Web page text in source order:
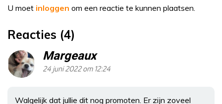
U moet inloggen om een reactie te kunnen plaatsen.
Reacties (4)
Margeaux
24 juni 2022 om 12:24
Walgelijk dat jullie dit nog promoten. Er zijn zoveel